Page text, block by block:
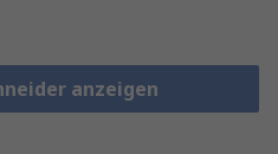
anzeigen